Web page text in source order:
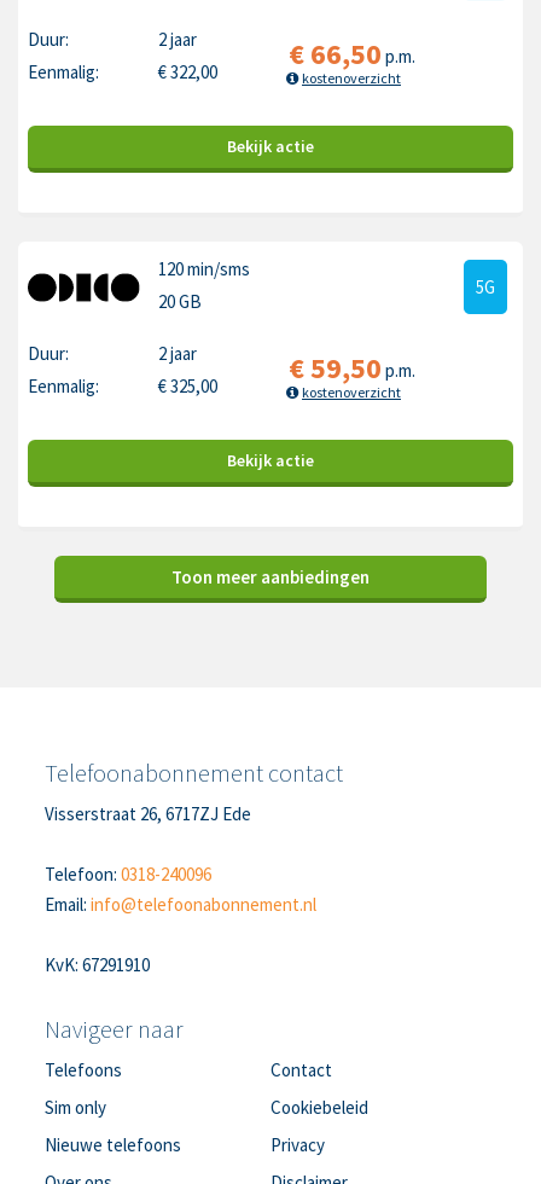
Duur:
2 jaar
Eenmalig:
€322,00 €66,50 p.m.
kostenoverzicht
Bekijk actie
120 min/sms
20 GB
5G
Duur:
2 jaar
Eenmalig:
€325,00 €59,50 p.m.
kostenoverzicht
Bekijk actie
Toon meer aanbiedingen
Telefoonabonnement contact
Visserstraat 26, 6717ZJ Ede
Telefoon:0318-240096
Email:info@telefoonabonnement.nl
KvK: 67291910
Navigeer naar
Telefoons
Sim only
Nieuwe telefoons
Contact
Cookiebeleid
Privacy